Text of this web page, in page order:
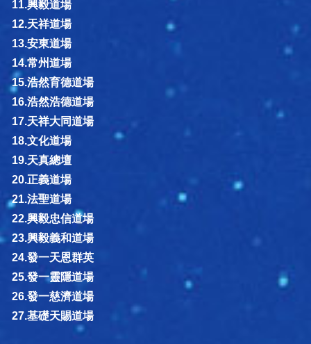
11.興毅道場
12.天祥道場
13.安東道場
14.常州道場
15.浩然育德道場
16.浩然浩德道場
17.天祥大同道場
18.文化道場
19.天真總壇
20.正義道場
21.法聖道場
22.興毅忠信道場
23.興毅義和道場
24.發一天恩群英
25.發一靈隱道場
26.發一慈濟道場
27.基礎天賜道場